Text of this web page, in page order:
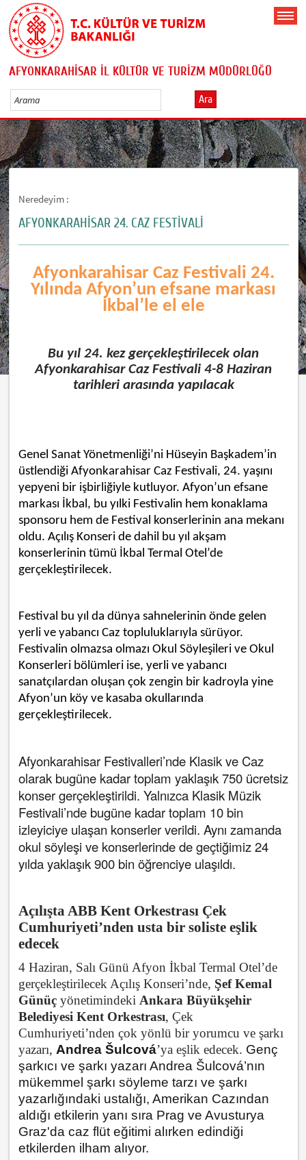
AFYONKARAHİSAR İL KÜLTÜR VE TURİZM MÜDÜRLÜĞÜ
Ara
Neredeyim :
AFYONKARAHİSAR 24. CAZ FESTİVALİ
Afyonkarahisar Caz Festivali 24.
Yılında Afyon’un efsane markası
İkbal’le el ele
Bu yıl 24. kez gerçekleştirilecek olan
Afyonkarahisar Caz Festivali 4-8 Haziran
tarihleri arasında yapılacak
Genel Sanat Yönetmenliği’ni Hüseyin Başkadem’in
üstlendiği Afyonkarahisar Caz Festivali, 24. yaşını
yepyeni bir işbirliğiyle kutluyor. Afyon’un efsane
markası İkbal, bu yılki Festivalin hem konaklama
sponsoru hem de Festival konserlerinin ana mekanı
oldu. Açılış Konseri de dahil bu yıl akşam
konserlerinin tümü İkbal Termal Otel’de
gerçekleştirilecek.
Festival bu yıl da dünya sahnelerinin önde gelen
yerli ve yabancı Caz topluluklarıyla sürüyor.
Festivalin olmazsa olmazı Okul Söyleşileri ve Okul
Konserleri bölümleri ise, yerli ve yabancı
sanatçılardan oluşan çok zengin bir kadroyla yine
Afyon’un köy ve kasaba okullarında
gerçekleştirilecek.
Afyonkarahisar Festivalleri’nde Klasik ve Caz
olarak bugüne kadar toplam yaklaşık 750 ücretsiz
konser gerçekleştirildi. Yalnızca Klasik Müzik
Festivali’nde bugüne kadar toplam 10 bin
izleyiciye ulaşan konserler verildi. Aynı zamanda
okul söyleşi ve konserlerinde de geçtiğimiz 24
yılda yaklaşık 900 bin öğrenciye ulaşıldı.
Açılışta ABB Kent Orkestrası Çek
Cumhuriyeti’nden usta bir soliste eşlik
edecek
4 Haziran, Salı Günü Afyon İkbal Termal Otel’de
gerçekleştirilecek Açılış Konseri’nde, Şef Kemal
Günüç yönetimindeki Ankara Büyükşehir
Belediyesi Kent Orkestrası, Çek
Cumhuriyeti’nden çok yönlü bir yorumcu ve şarkı
yazarı, Andrea Šulcová’ya eşlik edecek. Genç
şarkıcı ve şarkı yazarı Andrea Šulcová’nın
mükemmel şarkı söyleme tarzı ve şarkı
yazarlığındaki ustalığı, Amerikan Cazından
aldığı etkilerin yanı sıra Prag ve Avusturya
Graz'da caz flüt eğitimi alırken edindiği
etkilerden ilham alıyor.